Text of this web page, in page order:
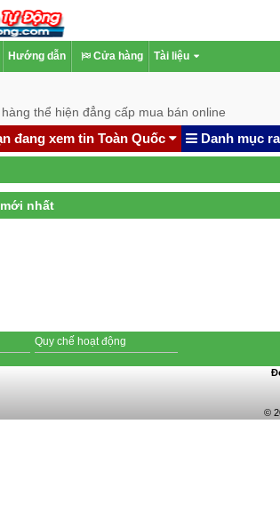
Hướng dẫn Cửa hàng Tài liệu
thể hiện đẳng cấp mua bán online
đang xem tin Toàn Quốc Danh mục
nhất
Quy chế hoạt động
©